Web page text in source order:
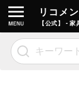
リコメ
【公式】 -